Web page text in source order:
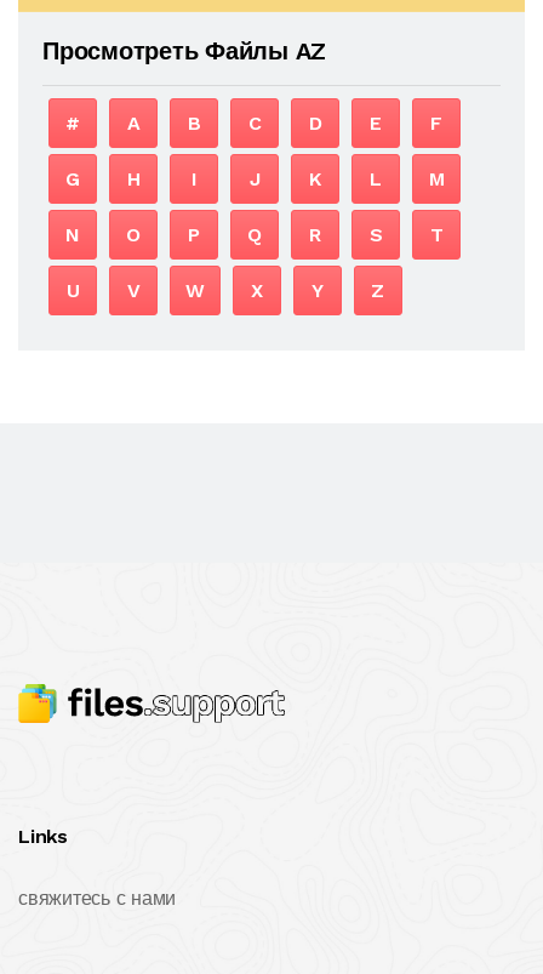
Просмотреть Файлы AZ
# A B C D E F
G H I J K L M
N O P Q R S T
U V W X Y Z
Links
свяжитесь с нами